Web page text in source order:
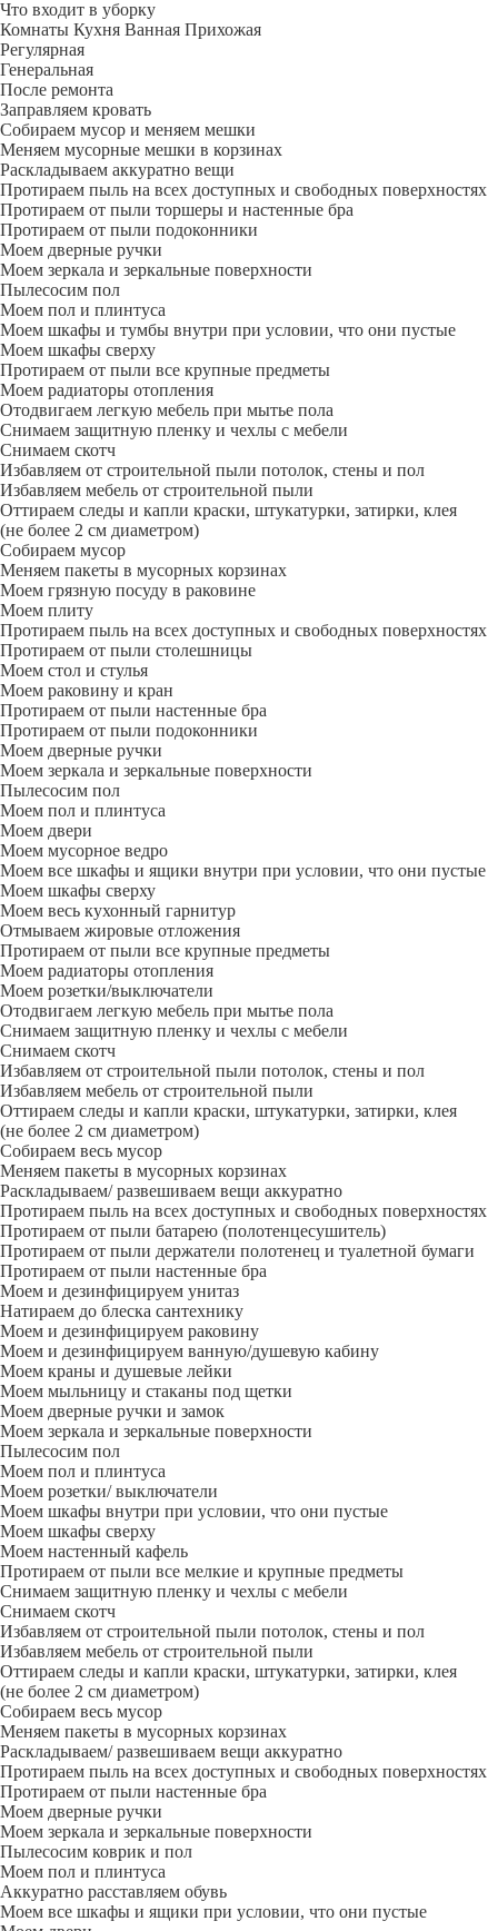
Что входит в уборку
Регу­лярная
Гене­ральная
После ремонта
Заправляем кровать
Собираем мусор и меняем мешки
Меняем мусорные мешки в корзинах
Раскладываем аккуратно вещи
Протираем пыль на всех доступных и свободных поверхностях
Протираем от пыли торшеры и настенные бра
Протираем от пыли подоконники
Моем дверные ручки
Моем зеркала и зеркальные поверхности
Пылесосим пол
Моем пол и плинтуса
Моем шкафы и тумбы внутри при условии, что они пустые
Моем шкафы сверху
Протираем от пыли все крупные предметы
Моем радиаторы отопления
Отодвигаем легкую мебель при мытье пола
Снимаем защитную пленку и чехлы с мебели
Снимаем скотч
Избавляем от строительной пыли потолок, стены и пол
Избавляем мебель от строительной пыли
Оттираем следы и капли краски, штукатурки, затирки, клея
(не более 2 см диаметром)
Собираем мусор
Меняем пакеты в мусорных корзинах
Моем грязную посуду в раковине
Моем плиту
Протираем пыль на всех доступных и свободных поверхностях
Протираем от пыли столешницы
Моем стол и стулья
Моем раковину и кран
Протираем от пыли настенные бра
Протираем от пыли подоконники
Моем дверные ручки
Моем зеркала и зеркальные поверхности
Пылесосим пол
Моем пол и плинтуса
Моем двери
Моем мусорное ведро
Моем все шкафы и ящики внутри при условии, что они пустые
Моем шкафы сверху
Моем весь кухонный гарнитур
Отмываем жировые отложения
Протираем от пыли все крупные предметы
Моем радиаторы отопления
Моем розетки/выключатели
Отодвигаем легкую мебель при мытье пола
Снимаем защитную пленку и чехлы с мебели
Снимаем скотч
Избавляем от строительной пыли потолок, стены и пол
Избавляем мебель от строительной пыли
Оттираем следы и капли краски, штукатурки, затирки, клея
(не более 2 см диаметром)
Собираем весь мусор
Меняем пакеты в мусорных корзинах
Раскладываем/ развешиваем вещи аккуратно
Протираем пыль на всех доступных и свободных поверхностях
Протираем от пыли батарею (полотенцесушитель)
Протираем от пыли держатели полотенец и туалетной бумаги
Протираем от пыли настенные бра
Моем и дезинфицируем унитаз
Натираем до блеска сантехнику
Моем и дезинфицируем раковину
Моем и дезинфицируем ванную/душевую кабину
Моем краны и душевые лейки
Моем мыльницу и стаканы под щетки
Моем дверные ручки и замок
Моем зеркала и зеркальные поверхности
Пылесосим пол
Моем пол и плинтуса
Моем розетки/ выключатели
Моем шкафы внутри при условии, что они пустые
Моем шкафы сверху
Моем настенный кафель
Протираем от пыли все мелкие и крупные предметы
Снимаем защитную пленку и чехлы с мебели
Снимаем скотч
Избавляем от строительной пыли потолок, стены и пол
Избавляем мебель от строительной пыли
Оттираем следы и капли краски, штукатурки, затирки, клея
(не более 2 см диаметром)
Собираем весь мусор
Меняем пакеты в мусорных корзинах
Раскладываем/ развешиваем вещи аккуратно
Протираем пыль на всех доступных и свободных поверхностях
Протираем от пыли настенные бра
Моем дверные ручки
Моем зеркала и зеркальные поверхности
Пылесосим коврик и пол
Моем пол и плинтуса
Аккуратно расставляем обувь
Моем все шкафы и ящики при условии, что они пустые